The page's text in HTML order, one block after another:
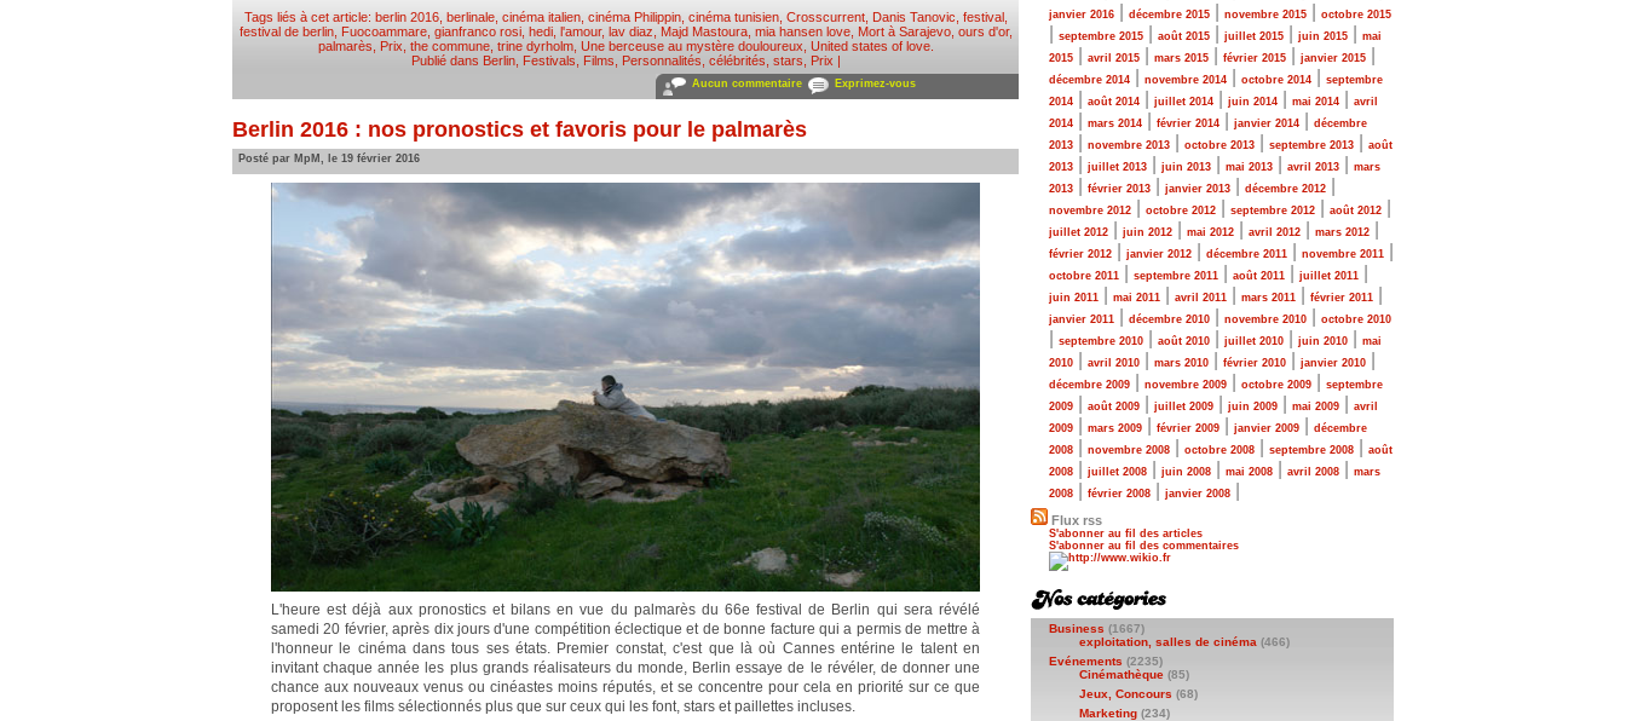
Tags liés à cet article: berlin 2016, berlinale, cinéma italien, cinéma Philippin, cinéma tunisien, Crosscurrent, Danis Tanovic festival,
festival de berlin, Fuocoammare, gianfranco rosi, hedi, l'amour, lav diaz Majd Mastoura, mia hansen love, Mort à Sarajevo, ours d'or,
palmarès Prix the commune, trine dyrholm, Une berceuse au mystère douloureux United states of love.
Publié dans Berlin, Festivals Films Personnalités, célébrités, stars Prix |
Aucun commentaire Exprimez-vous
Berlin 2016 : nos pronostics et favoris pour le palmarès
Posté par MpM, le 19 février 2016
L'heure est déjà aux pronostics et bilans en vue du palmarès du 66e festival de Berlin qui sera révélé
samedi 20 février, après dix jours d'une compétition éclectique et de bonne facture qui a permis de mettre à
l'honneur le cinéma dans tous ses états. Premier constat, c'est que là où Cannes entérine le talent en
invitant chaque année les plus grands réalisateurs du monde, Berlin essaye de le révéler, de donner une
chance aux nouveaux venus ou cinéastes moins réputés, et se concentre pour cela en priorité sur ce que
proposent les films sélectionnés plus que sur ceux qui les font, stars et paillettes incluses.
janvier 2016 décembre 2015 novembre 2015 octobre 2015
septembre 2015 août 2015 juillet 2015 juin 2015
mai
2015
avril 2015 mars 2015 février 2015 janvier 2015
décembre 2014 novembre 2014 octobre 2014
septembre
2014
août 2014 juillet 2014 juin 2014 mai 2014
avril
2014
mars 2014 février 2014 janvier 2014
décembre
2013
novembre 2013 octobre 2013 septembre 2013
août
2013
juillet 2013 juin 2013 mai 2013 avril 2013
mars
2013
février 2013 janvier 2013 décembre 2012
novembre 2012 octobre 2012 septembre 2012 août 2012
juillet 2012 juin 2012 mai 2012 avril 2012 mars 2012
février 2012 janvier 2012 décembre 2011 novembre 2011
octobre 2011 septembre 2011 août 2011 juillet 2011
juin 2011 mai 2011 avril 2011 mars 2011 février 2011
janvier 2011 décembre 2010 novembre 2010 octobre 2010
septembre 2010 août 2010 juillet 2010 juin 2010
mai
2010
avril 2010 mars 2010 février 2010 janvier 2010
décembre 2009 novembre 2009 octobre 2009
septembre
2009
août 2009 juillet 2009 juin 2009 mai 2009
avril
2009
mars 2009 février 2009 janvier 2009
décembre
2008
novembre 2008 octobre 2008 septembre 2008
août
2008
juillet 2008 juin 2008 mai 2008 avril 2008
mars
2008
février 2008 janvier 2008
Flux rss
S'abonner au fil des articles
S'abonner au fil des commentaires
Business (1667)
exploitation, salles de cinéma (466)
Evénements (2235)
Cinémathèque (85)
Jeux, Concours (68)
Marketing (234)